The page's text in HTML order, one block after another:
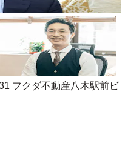
フクダ不動産八木駅前ビ